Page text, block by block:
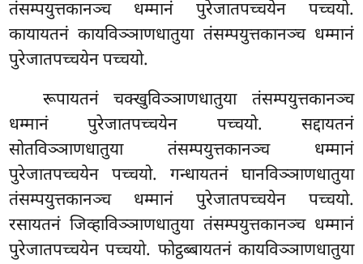
तंसम्पयुत्तकानञ्च धम्मानं पुरेजातपच्चयेन पच्चयो.
कायायतनं कायविञ्ञाणधातुया तंसम्पयुत्तकानञ्च धम्मानं
पुरेजातपच्चयेन पच्चयो.
रूपायतनं चक्खुविञ्ञाणधातुया तंसम्पयुत्तकानञ्च
धम्मानं पुरेजातपच्चयेन पच्चयो. सद्दायतनं
सोतविञ्ञाणधातुया तंसम्पयुत्तकानञ्च धम्मानं
पुरेजातपच्चयेन पच्चयो. गन्धायतनं घानविञ्ञाणधातुया
तंसम्पयुत्तकानञ्च धम्मानं पुरेजातपच्चयेन पच्चयो.
रसायतनं जिव्हाविञ्ञाणधातुया तंसम्पयुत्तकानञ्च धम्मानं
पुरेजातपच्चयेन पच्चयो. फोट्ठब्बायतनं कायविञ्ञाणधातुया